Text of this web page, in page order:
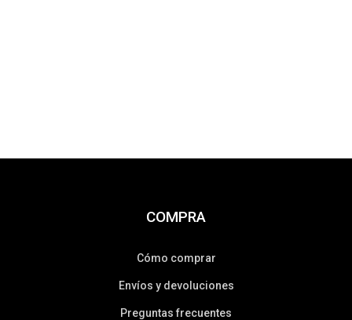
COMPRA
Cómo comprar
Envíos y devoluciones
Preguntas frecuentes